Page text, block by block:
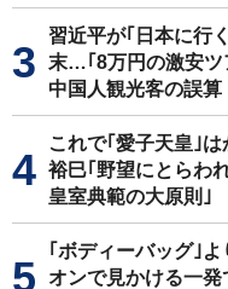
習近平が｢日本に行
末…｢8万円の激安ツ
中国人観光客の誤算
これで｢愛子天皇｣
裕巳｢野望にとらわ
皇室典範の大原則｣
｢ボディーバッグ｣
オンで見かける一